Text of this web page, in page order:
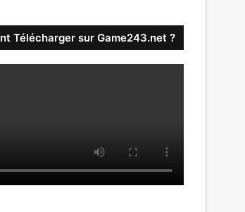
Télécharger sur Game243.net ?